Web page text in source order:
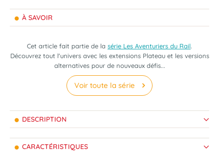
À SAVOIR
Cet article fait partie de la série Les Aventuriers du Rail.
Découvrez tout l'univers avec les extensions Plateau et les versions
alternatives pour de nouveaux défis...
Voir toute la série
DESCRIPTION
CARACTÉRISTIQUES